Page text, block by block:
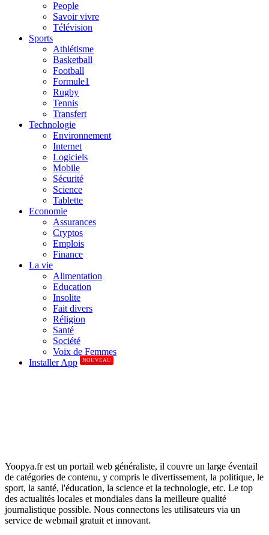
People
Savoir vivre
Télévision
Sports
Athlétisme
Basketball
Football
Formule1
Rugby
Tennis
Transfert
Technologie
Environnement
Internet
Logiciels
Mobile
Sécurité
Science
Tablette
Economie
Assurances
Cryptos
Emplois
Finance
La vie
Alimentation
Education
Insolite
Fait divers
Réligion
Santé
Société
Voix de Femmes
Installer App
NOUVEAU
Yoopya.fr est un portail web généraliste, il couvre un large éventail
de catégories de contenu, y compris le divertissement, la politique, le
sport, la santé, l'éducation, la science et la technologie, etc. Le top
des actualités locales et mondiales dans la meilleure qualité
journalistique possible. Nous connectons les utilisateurs via un
service de webmail gratuit et innovant.